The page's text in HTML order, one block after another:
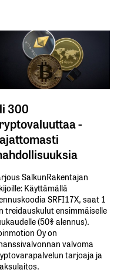
300
-
SalkunRakentajan
Käyttämällä​
​SRFI17X,​ ​saat​ ​1
treidauskulut​ ​ensimmäiselle​
​(50%​ ​alennus).
Oy on
valvoma
tarjoaja ja